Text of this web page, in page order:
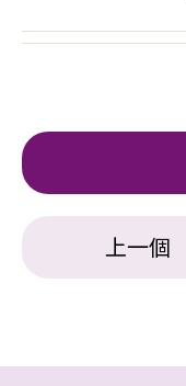
上一個